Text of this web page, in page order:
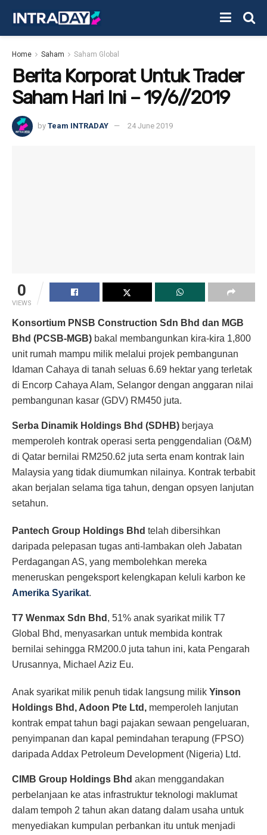
Home Saham Saham Global
Berita Korporat Untuk Trader
Saham Hari Ini – 19/6//2019
by Team INTRADAY 24 June 2019
0
VIEWS
Konsortium PNSB Construction Sdn Bhd dan MGB
Bhd (PCSB-MGB) bakal membangunkan kira-kira 1,800
unit rumah mampu milik melalui projek pembangunan
Idaman Cahaya di tanah seluas 6.69 hektar yang terletak
di Encorp Cahaya Alam, Selangor dengan anggaran nilai
pembangunan kasar (GDV) RM450 juta.
Serba Dinamik Holdings Bhd (SDHB) berjaya
memperoleh kontrak operasi serta penggendalian (O&M)
di Qatar bernilai RM250.62 juta serta enam kontrak lain
Malaysia yang tidak diumumkan nilainya. Kontrak terbabit
akan berjalan selama tiga tahun, dengan opsyen lanjutan
setahun.
Pantech Group Holdings Bhd telah dibersihkan
daripada pelepasan tugas anti-lambakan oleh Jabatan
Perdagangan AS, yang membolehkan mereka
meneruskan pengeksport kelengkapan keluli karbon ke
Amerika Syarikat.
T7 Wenmax Sdn Bhd , 51% anak syarikat milik T7
Global Bhd, menyasarkan untuk membida kontrak
bernilai sehingga RM200.0 juta tahun ini, kata Pengarah
Urusannya, Michael Aziz Eu.
Anak syarikat milik penuh tidak langsung milik Yinson
Holdings Bhd, Adoon Pte Ltd, memperoleh lanjutan
kontrak empat tahun bagi pajakan sewaan pengeluaran,
penyimpanan dan kapal pemindahan terapung (FPSO)
daripada Addax Petroleum Development (Nigeria) Ltd.
CIMB Group Holdings Bhd akan menggandakan
perbelanjaan ke atas infrastruktur teknologi maklumat
dalam tempoh 2 tahun akan datang dalam usaha untuk
menyediakan kumpulan perbankan itu untuk menjadi